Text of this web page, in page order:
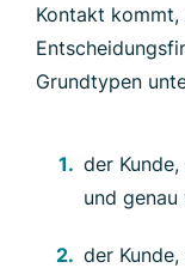
Kontakt
Grundtypen
der
und
der